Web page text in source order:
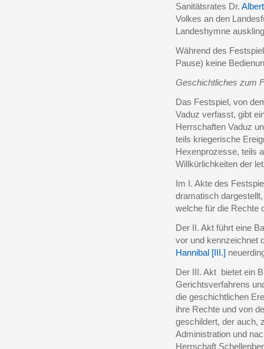
Sanitätsrates Dr.
Volkes an den
Landeshymne
Während des
Pause) keine
Geschichtliches zum
Das Festspiel, von
Vaduz verfasst, gibt
Herrschaften Vaduz
teils kriegerische
Hexenprozesse, teils
Willkürlichkeiten der
Im I. Akte des
dramatisch
welche für die Rechte
Der II. Akt führt eine
vor und kennzeichnet
Hannibal [III.]
Der III. Akt bietet ein
Gerichtsverfahrens
die geschichtlichen
ihre Rechte und von
geschildert, der auch,
Administration und
Herrschaft